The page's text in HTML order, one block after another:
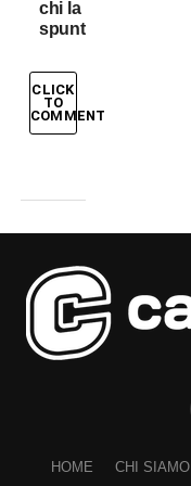
chi la
spunta?
CLICK
TO
COMMENT
HOME CHI SIAMO